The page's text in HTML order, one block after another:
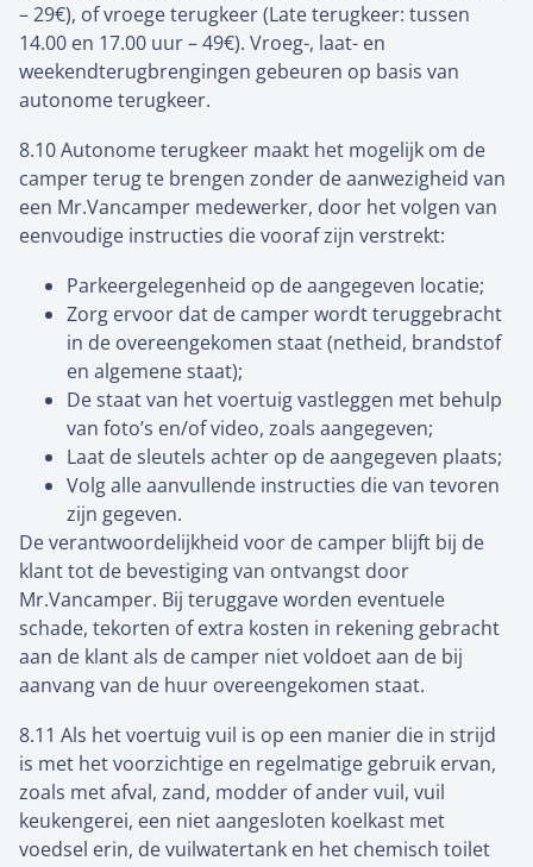
– 29€), of vroege terugkeer (Late terugkeer: tussen
14.00 en 17.00 uur – 49€). Vroeg-, laat- en
weekendterugbrengingen gebeuren op basis van
autonome terugkeer.
8.10 Autonome terugkeer maakt het mogelijk om de
camper terug te brengen zonder de aanwezigheid van
een Mr.Vancamper medewerker, door het volgen van
eenvoudige instructies die vooraf zijn verstrekt:
Parkeergelegenheid op de aangegeven locatie;
Zorg ervoor dat de camper wordt teruggebracht
in de overeengekomen staat (netheid, brandstof
en algemene staat);
De staat van het voertuig vastleggen met behulp
van foto’s en/of video, zoals aangegeven;
Laat de sleutels achter op de aangegeven plaats;
Volg alle aanvullende instructies die van tevoren
zijn gegeven.
De verantwoordelijkheid voor de camper blijft bij de
klant tot de bevestiging van ontvangst door
Mr.Vancamper. Bij teruggave worden eventuele
schade, tekorten of extra kosten in rekening gebracht
aan de klant als de camper niet voldoet aan de bij
aanvang van de huur overeengekomen staat.
8.11 Als het voertuig vuil is op een manier die in strijd
is met het voorzichtige en regelmatige gebruik ervan,
zoals met afval, zand, modder of ander vuil, vuil
keukengerei, een niet aangesloten koelkast met
voedsel erin, de vuilwatertank en het chemisch toilet